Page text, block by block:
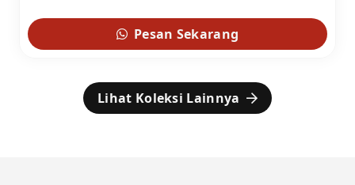
Pesan Sekarang
Lihat Koleksi Lainnya